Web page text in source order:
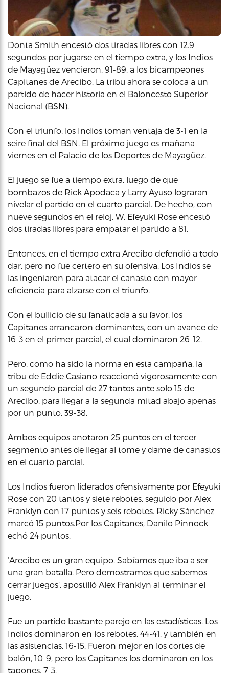
Donta Smith encestó dos tiradas libres con 12.9
segundos por jugarse en el tiempo extra, y los Indios
de Mayagüez vencieron, 91-89, a los bicampeones
Capitanes de Arecibo. La tribu ahora se coloca a un
partido de hacer historia en el Baloncesto Superior
Nacional (BSN).
Con el triunfo, los Indios toman ventaja de 3-1 en la
seire final del BSN. El próximo juego es mañana
viernes en el Palacio de los Deportes de Mayagüez.
El juego se fue a tiempo extra, luego de que
bombazos de Rick Apodaca y Larry Ayuso lograran
nivelar el partido en el cuarto parcial. De hecho, con
nueve segundos en el reloj, W. Efeyuki Rose encestó
dos tiradas libres para empatar el partido a 81.
Entonces, en el tiempo extra Arecibo defendió a todo
dar, pero no fue certero en su ofensiva. Los Indios se
las ingeniaron para atacar el canasto con mayor
eficiencia para alzarse con el triunfo.
Con el bullicio de su fanaticada a su favor, los
Capitanes arrancaron dominantes, con un avance de
16-3 en el primer parcial, el cual dominaron 26-12.
Pero, como ha sido la norma en esta campaña, la
tribu de Eddie Casiano reaccionó vigorosamente con
un segundo parcial de 27 tantos ante solo 15 de
Arecibo, para llegar a la segunda mitad abajo apenas
por un punto, 39-38.
Ambos equipos anotaron 25 puntos en el tercer
segmento antes de llegar al tome y dame de canastos
en el cuarto parcial.
Los Indios fueron liderados ofensivamente por Efeyuki
Rose con 20 tantos y siete rebotes, seguido por Alex
Franklyn con 17 puntos y seis rebotes. Ricky Sánchez
marcó 15 puntos.Por los Capitanes, Danilo Pinnock
echó 24 puntos.
‘Arecibo es un gran equipo. Sabíamos que iba a ser
una gran batalla. Pero demostramos que sabemos
cerrar juegos’, apostilló Alex Franklyn al terminar el
juego.
Fue un partido bastante parejo en las estadísticas. Los
Indios dominaron en los rebotes, 44-41, y también en
las asistencias, 16-15. Fueron mejor en los cortes de
balón, 10-9, pero los Capitanes los dominaron en los
tapones, 7-3.